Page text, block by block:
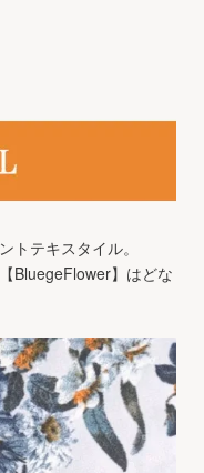
トテキスタイル。
BluegeFlower】はどな